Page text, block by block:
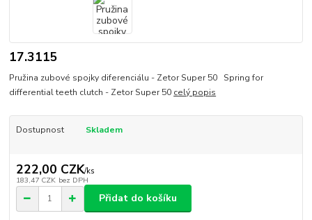
17.3115
Pružina zubové spojky diferenciálu - Zetor Super 50 Spring for
differential teeth clutch - Zetor Super 50 celý popis
Dostupnost Skladem
222,00 CZK/ks
183,47 CZK bez DPH
Přidat do košíku